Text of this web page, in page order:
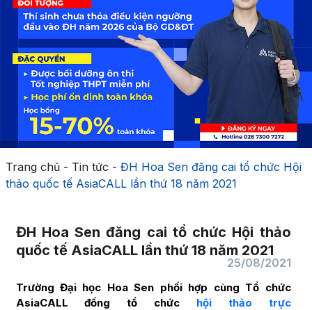
Trang chủ- Tin tức - ĐH Hoa Sen đăng cai tổ chức Hội
thảo quốc tế AsiaCALL lần thứ 18 năm 2021
ĐH Hoa Sen đăng cai tổ chức Hội thảo
quốc tế AsiaCALL lần thứ 18 năm 2021
25/08/2021
Trường Đại học Hoa Sen phối hợp cùng Tổ chức
AsiaCALL đồng tổ chức hội thảo trực